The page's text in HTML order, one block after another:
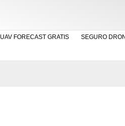
UAV FORECAST GRATIS SEGURO